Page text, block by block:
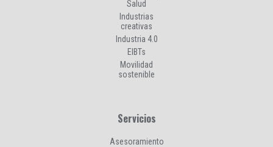
Salud
Industrias
creativas
Industria 4.0
EIBTs
Movilidad
sostenible
Servicios
Asesoramiento